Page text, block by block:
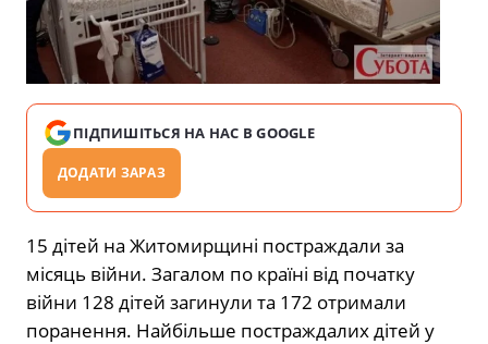
ПІДПИШІТЬСЯ НА НАС В GOOGLE
ДОДАТИ ЗАРАЗ
15 дітей на Житомирщині постраждали за
місяць війни. Загалом по країні від початку
війни 128 дітей загинули та 172 отримали
поранення. Найбільше постраждалих дітей у